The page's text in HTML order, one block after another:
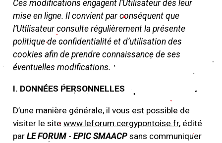
Ces modifications engagent l’Utilisateur dès leur
mise en ligne. Il convient par conséquent que
l’Utilisateur consulte régulièrement la présente
politique de confidentialité et d’utilisation des
cookies afin de prendre connaissance de ses
éventuelles modifications.
I. DONNÉES PERSONNELLES
D’une manière générale, il vous est possible de
visiter le sitewww.leforum.cergypontoise.fr, édité
parLE FORUM -EPIC SMAACP sans communiquer